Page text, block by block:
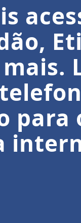
para